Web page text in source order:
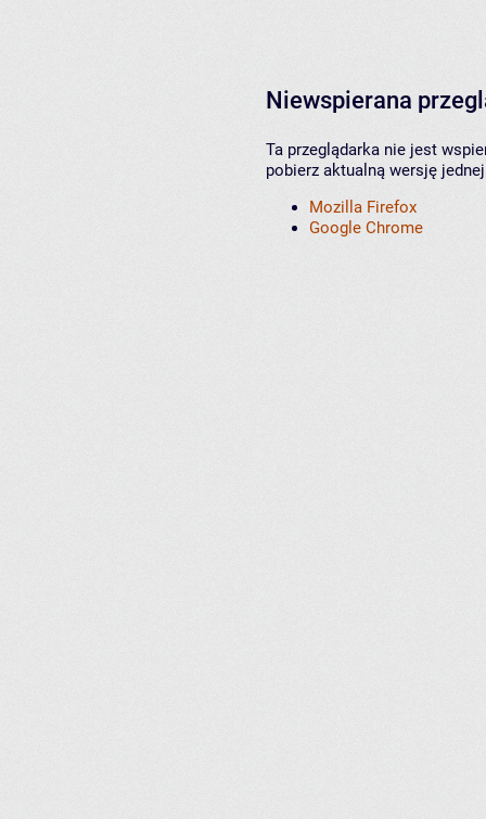
Niewspierana
Ta przeglądarka nie jest
pobierz aktualną wersję
Mozilla Firefox
Google Chrome